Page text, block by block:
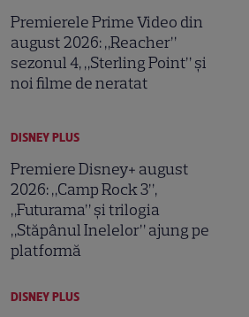
Premierele Prime Video din
august 2026: „Reacher”
sezonul 4, „Sterling Point” și
noi filme de neratat
DISNEY PLUS
Premiere Disney+ august
2026: „Camp Rock 3”,
„Futurama” și trilogia
„Stăpânul Inelelor” ajung pe
platformă
DISNEY PLUS